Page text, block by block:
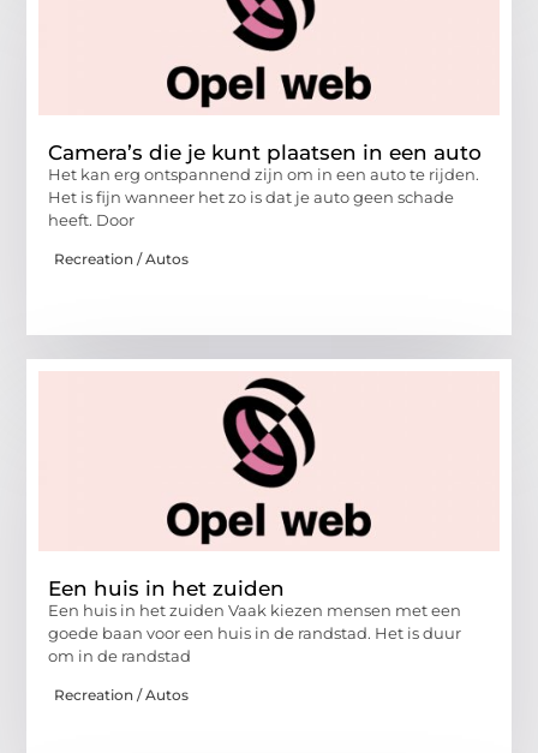
Camera’s die je kunt plaatsen in een auto
Het kan erg ontspannend zijn om in een auto te rijden.
Het is fijn wanneer het zo is dat je auto geen schade
heeft. Door
Recreation / Autos
Een huis in het zuiden
Een huis in het zuiden Vaak kiezen mensen met een
goede baan voor een huis in de randstad. Het is duur
om in de randstad
Recreation / Autos